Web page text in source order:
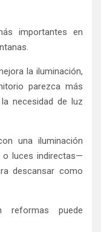
importantes en
la iluminación,
parezca más
necesidad de luz
una iluminación
luces indirectas—
descansar como
reformas puede